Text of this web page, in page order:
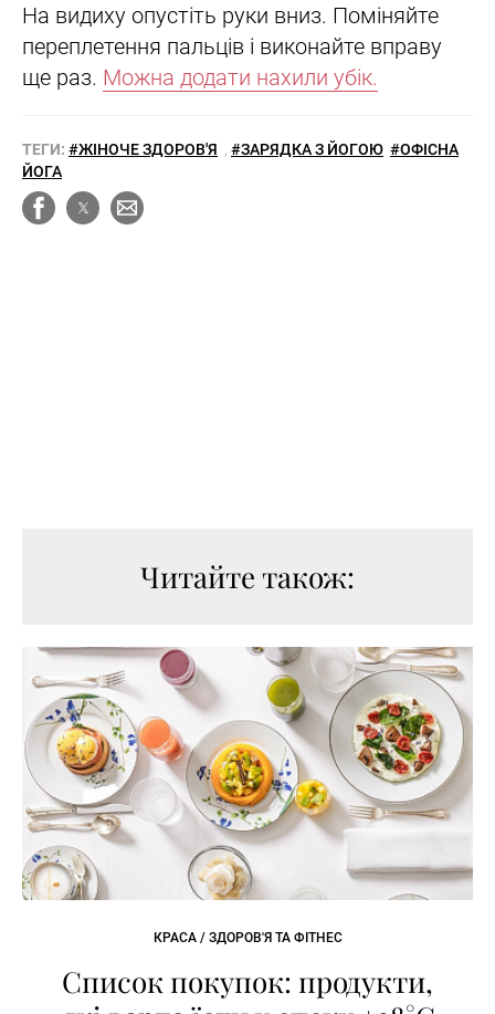
На видиху опустіть руки вниз. Поміняйте
переплетення пальців і виконайте вправу
ще раз. Можна додати нахили убік.
ТЕГИ: #ЖІНОЧЕ ЗДОРОВ'Я #ЗАРЯДКА З ЙОГОЮ #ОФІСНА
ЙОГА
Читайте також:
КРАСА / ЗДОРОВ'Я ТА ФІТНЕС
Список покупок: продукти,